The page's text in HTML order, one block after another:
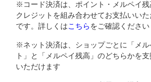
※コード決済は、ポイント・メルペイ
クレジットを組み合わせてお支払いい
です。詳しくはこちら をご確認ください
※ネット決済は、ショップごとに「メル
ト」と「メルペイ残高」のどちらかを
いただけます